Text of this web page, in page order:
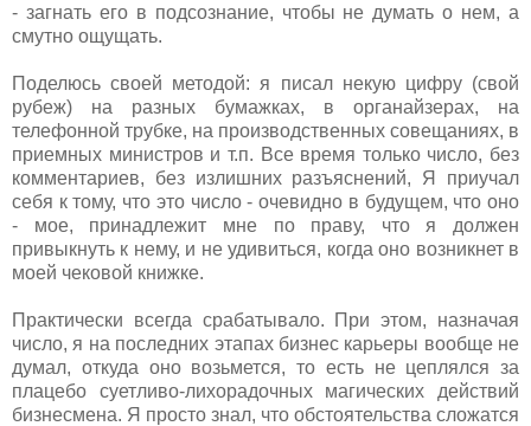
- загнать его в подсознание, чтобы не думать о нем, а
смутно ощущать.
Поделюсь своей методой: я писал некую цифру (свой
рубеж) на разных бумажках, в органайзерах, на
телефонной трубке, на производственных совещаниях, в
приемных министров и т.п. Все время только число, без
комментариев, без излишних разъяснений, Я приучал
себя к тому, что это число - очевидно в будущем, что оно
- мое, принадлежит мне по праву, что я должен
привыкнуть к нему, и не удивиться, когда оно возникнет в
моей чековой книжке.
Практически всегда срабатывало. При этом, назначая
число, я на последних этапах бизнес карьеры вообще не
думал, откуда оно возьмется, то есть не цеплялся за
плацебо суетливо-лихорадочных магических действий
бизнесмена. Я просто знал, что обстоятельства сложатся